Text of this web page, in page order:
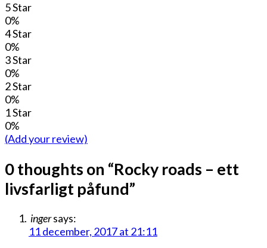
5 Star
0%
4 Star
0%
3 Star
0%
2 Star
0%
1 Star
0%
(Add your review)
0 thoughts on “Rocky roads – ett
livsfarligt påfund”
ingersays:
11 december, 2017 at 21:11